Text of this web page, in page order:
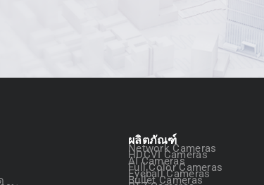
ผลิตภัณฑ์
Network Cameras
HDCVI Cameras
AI Cameras
Full Color Cameras
Eyeball Cameras
Bullet Cameras